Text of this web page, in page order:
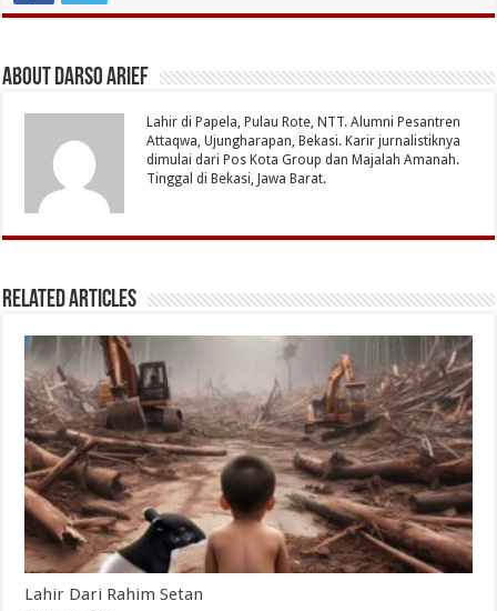
About Darso Arief
Lahir di Papela, Pulau Rote, NTT. Alumni Pesantren
Attaqwa, Ujungharapan, Bekasi. Karir jurnalistiknya
dimulai dari Pos Kota Group dan Majalah Amanah.
Tinggal di Bekasi, Jawa Barat.
Related Articles
Lahir Dari Rahim Setan